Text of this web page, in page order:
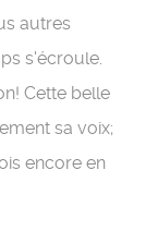
autres
s'écroule.
Cette belle
sa voix;
encore en